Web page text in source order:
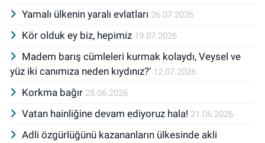
Yamalı ülkenin yaralı evlatları 26.07.2026
Kör olduk ey biz, hepimiz 19.07.2026
Madem barış cümleleri kurmak kolaydı, Veysel ve
yüz iki canımıza neden kıydınız?’ 12.07.2026
Korkma bağır 28.06.2026
Vatan hainliğine devam ediyoruz hala! 21.06.2026
Adli özgürlüğünü kazananların ülkesinde akli